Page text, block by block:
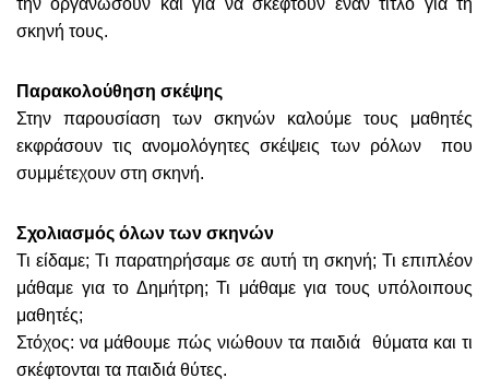
σκηνή τους.
Παρακολούθηση σκέψης
Στην παρουσίαση των σκηνών καλούμε τους μαθητές
εκφράσουν τις ανομολόγητες σκέψεις των ρόλων που
συμμέτεχουν στη σκηνή.
Σχολιασμός όλων των σκηνών
Τι είδαμε; Τι παρατηρήσαμε σε αυτή τη σκηνή; Τι επιπλέον
μάθαμε για το Δημήτρη; Τι μάθαμε για τους υπόλοιπους
μαθητές;
Στόχος: να μάθουμε πώς νιώθουν τα παιδιά θύματα και τι
σκέφτονται τα παιδιά θύτες.